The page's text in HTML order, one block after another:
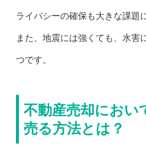
ライバシーの確保も大きな課題
また、地震には強くても、水害
つです。
不動産売却におい
売る方法とは？